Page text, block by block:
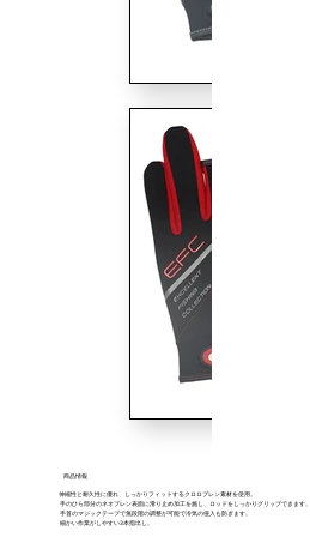
商品情報
伸縮性と耐久性に優れ、しっかりフィットするクロロプレン素材を使用。
手のひら部分のネオプレン表面に滑り止め加工を施し、ロッドをしっかりグリップできます。
手首のマジックテープで無段階の調整が可能で冷気の侵入も防ぎます。
細かい作業がしやすい3本指出し。